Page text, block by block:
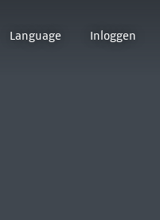
Language Inloggen